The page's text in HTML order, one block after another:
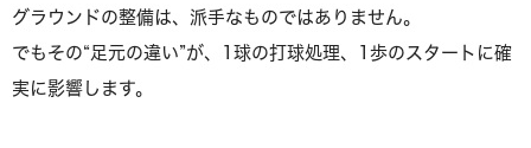
グラウンドの整備は、派手なものではありません。
でもその“足元の違い”が、1球の打球処理、1歩のスタートに確
実に影響します。